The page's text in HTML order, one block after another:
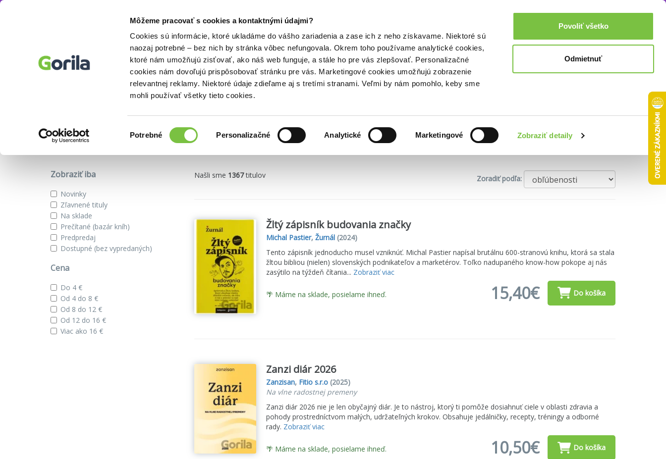
Môžeme pracovať s cookies a kontaktnými údajmi?
Cookies sú informácie, ktoré ukladáme do vášho zariadenia a zase ich z neho získavame. Niektoré sú
naozaj potrebné – bez nich by stránka vôbec nefungovala. Okrem toho používame analytické cookies,
ktoré nám umožňujú zisťovať, ako náš web funguje, a stále ho pre vás zlepšovať. Personalizačné
cookies nám dovoľujú prispôsobovať stránku pre vás. Marketingové cookies umožňujú zobrazenie
relevantnej reklamy. Niektoré údaje zdieľame aj s tretími stranami. Veľmi by nám pomohlo, keby sme
mohli používať všetky tieto cookies.
súhlasu
Potrebné Personalizačné Analytické Marketingové Zobraziť detaily
Povoliť všetko
Odmietnuť
Doplnky Prihlásenie 0,00€
Zápisníky, kalendáre Akcie a zľavy
Zápisníky, kalendáre a diáre
Podkategórie
Moleskine Stolové kalendáre Iné diáre a zápisníky Spektrum grafik teNeues
Zobraziť iba
Novinky
Zľavnené tituly
Na sklade
Prečítané (bazár kníh)
Predpredaj
Dostupné (bez vypredaných)
Cena
Do 4 €
Od 4 do 8 €
Od 8 do 12 €
Od 12 do 16 €
Viac ako 16 €
Našli sme 1367titulov Zoradiť podľa:
Žltý zápisník budovania značky
Michal Pastier, Žurnál(2024)
Tento zápisník jednoducho musel vzniknúť. Michal Pastier napísal brutálnu 600-stranovú knihu, ktorá sa stala
žltou bibliou (nielen) slovenských podnikateľov a marketérov. Toľko nadupaného know-how pokope aj nás
zasýtilo na týždeň čítania... Zobraziť viac
🌴 Máme na sklade, posielame ihneď. 15,40€ Do košíka
Zanzi diár 2026
Zanzisan, Fitio s.r.o(2025)
Na vlne radostnej premeny
Zanzi diár 2026 nie je len obyčajný diár. Je to nástroj, ktorý ti pomôže dosiahnuť ciele v oblasti zdravia a
pohody prostredníctvom malých, udržateľných krokov. Obsahuje jedálničky, recepty, tréningy a odborné
rady. Zobraziť viac
🌴 Máme na sklade, posielame ihneď. 10,50€ Do košíka